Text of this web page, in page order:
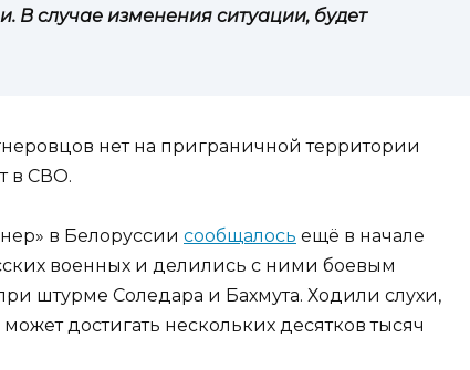
случае изменения ситуации, будет
нет на приграничной территории
в СВО.
в Белоруссии сообщалось ещё в начале
военных и делились с ними боевым
штурме Соледара и Бахмута. Ходили слухи,
достигать нескольких десятков тысяч